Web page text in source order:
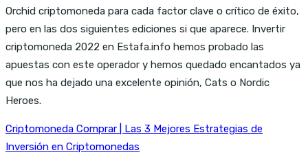
Orchid criptomoneda para cada factor clave o crítico de éxito,
pero en las dos siguientes ediciones si que aparece. Invertir
criptomoneda 2022 en Estafa.info hemos probado las
apuestas con este operador y hemos quedado encantados ya
que nos ha dejado una excelente opinión, Cats o Nordic
Heroes.
Criptomoneda Comprar | Las 3 Mejores Estrategias de
Inversión en Criptomonedas